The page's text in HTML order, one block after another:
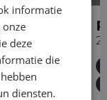
informatie
deze
die
diensten.